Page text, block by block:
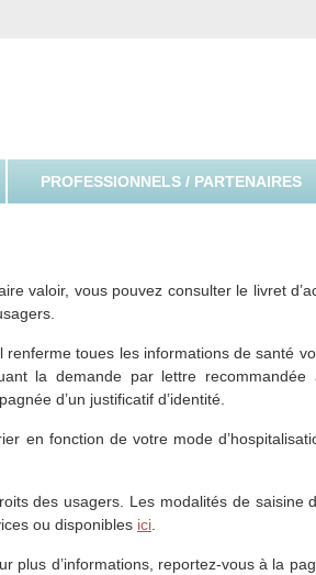
PROFESSIONNELS / PARTENAIRES
valoir, vous pouvez consulter le livret
toues les informations de santé
la demande par lettre recommandée
d’un justificatif d’identité.
en fonction de votre mode
des usagers. Les modalités de saisine
ou disponibles ici
plus d’informations, reportez-vous à la